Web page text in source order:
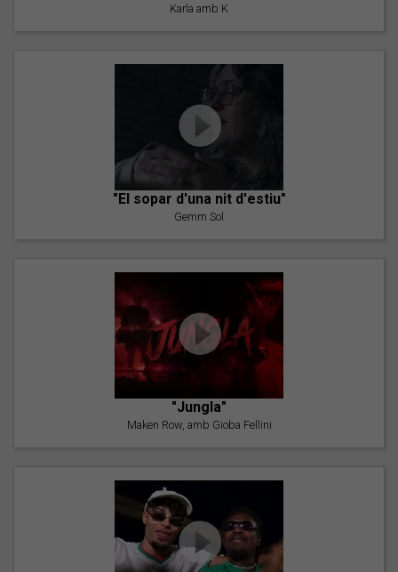
Karla amb K
"El sopar d'una nit d'estiu"
Gemm Sol
"Jungla"
Maken Row, amb Gioba Fellini